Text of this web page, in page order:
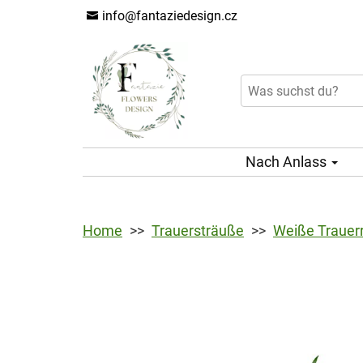
info@fantaziedesign.cz
Nach Anlass
Home Trauersträuße Weiße